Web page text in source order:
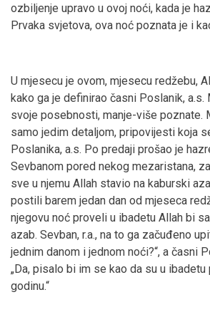
ozbiljenje upravo u ovoj noći, kada je
Prvaka svjetova, ova noć poznata je i
U mjesecu je ovom, mjesecu redžebu,
kako ga je definirao časni Poslanik, a.s.
svoje posebnosti, manje-više poznate.
samo jedim detaljom, pripovijesti koja
Poslanika, a.s. Po predaji prošao je
Sevbanom pored nekog mezaristana,
sve u njemu Allah stavio na kaburski
postili barem jedan dan od mjeseca
njegovu noć proveli u ibadetu Allah bi
azab. Sevban, r.a., na to ga začuđeno
jednim danom i jednom noći?“, a časni
„Da, pisalo bi im se kao da su u
godinu.“